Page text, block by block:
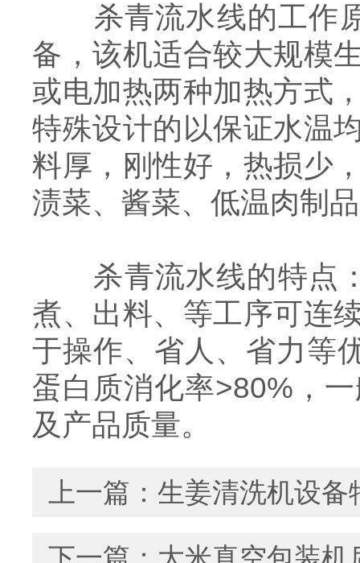
杀青流水线的工作原
备，该机适合较大规模
或电加热两种加热方式
特殊设计的以保证水温
料厚，刚性好，热损少
渍菜、酱菜、低温肉制
杀青流水线的特点：
煮、出料、等工序可连
于操作、省人、省力等
蛋白质消化率>80%，
及产品质量。
上一篇： 生姜清洗机设备